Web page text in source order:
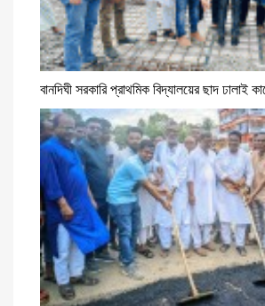
বানদিঘী সরকারি প্রাথমিক বিদ্যালয়ের ছাদ ঢালাই